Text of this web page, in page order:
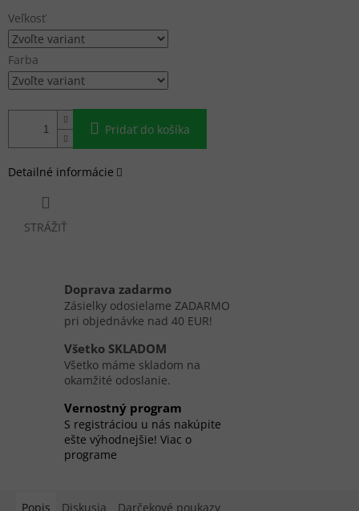
Veľkosť
Farba
Pridať do košíka
Detailné informácie
STRÁŽIŤ
Doprava zadarmo
Zásielky odosielame ZADARMO
pri objednávke nad 40 EUR!
Všetko SKLADOM
Všetko máme skladom na
okamžité odoslanie.
Vernostný program
S registráciou u nás nakúpite
ešte výhodnejšie! Viac o
programe
Popis Diskusia Darčekové poukazy